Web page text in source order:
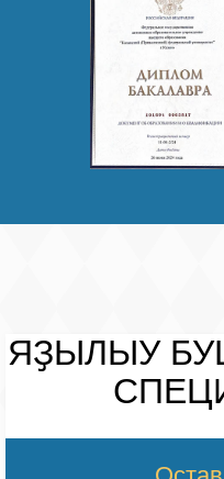
ЯҘЫЛЫУ